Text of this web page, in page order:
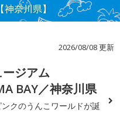
奈川県】
2026/08/08 更新
ジアム
BAY／神奈川県
クのうんこワールドが誕